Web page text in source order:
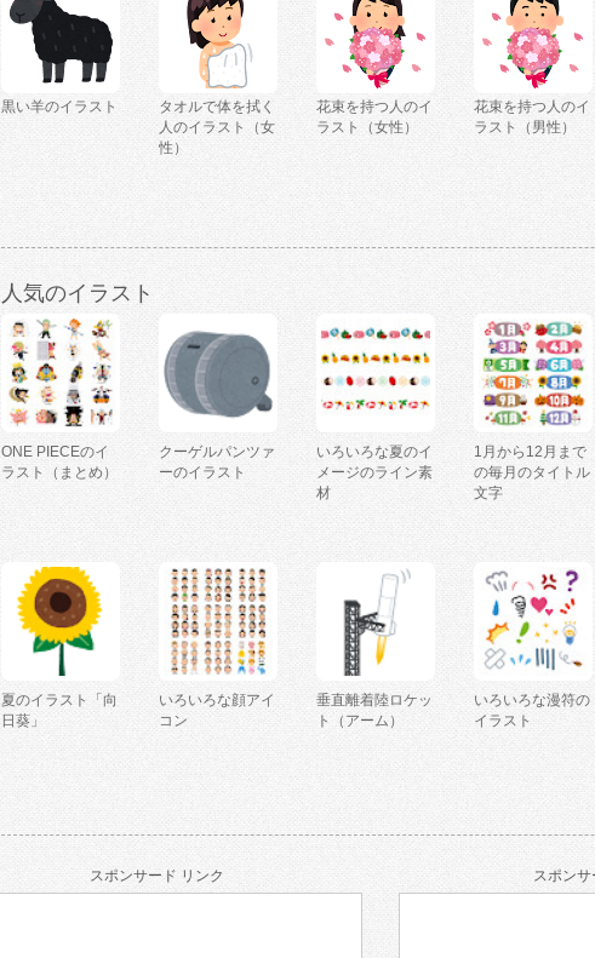
黒い羊のイラスト
タオルで体を拭く
人のイラスト（女
性）
花束を持つ人のイ
ラスト（女性）
花束を持つ人のイ
ラスト（男性）
人気のイラスト
ONE PIECEのイ
ラスト（まとめ）
クーゲルパンツァ
ーのイラスト
いろいろな夏のイ
メージのライン素
材
1月から12月まで
の毎月のタイトル
文字
夏のイラスト「向
日葵」
いろいろな顔アイ
コン
垂直離着陸ロケッ
ト（アーム）
いろいろな漫符の
イラスト
スポンサード リンク スポンサ